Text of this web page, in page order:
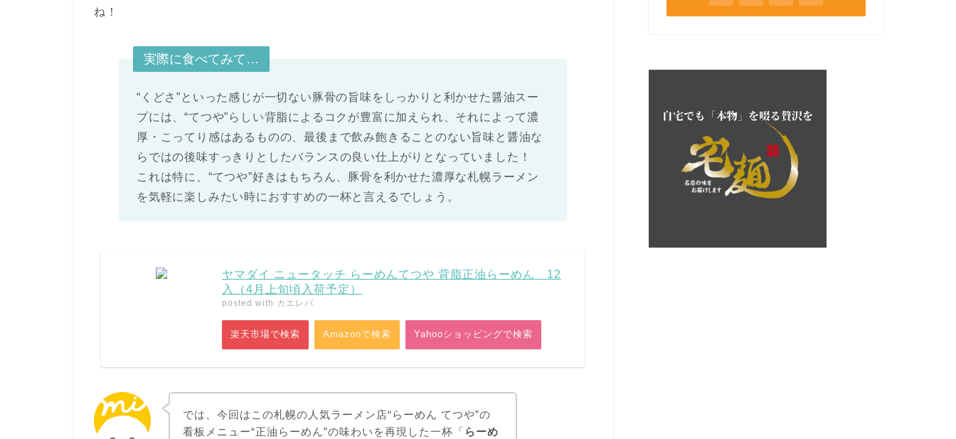
ね！
実際に食べてみて…
“くどさ”といった感じが一切ない豚骨の旨味をしっかりと利かせた醤油スー
プには、“てつや”らしい背脂によるコクが豊富に加えられ、それによって濃
厚・こってり感はあるものの、最後まで飲み飽きることのない旨味と醤油な
らではの後味すっきりとしたバランスの良い仕上がりとなっていました！
これは特に、“てつや”好きはもちろん、豚骨を利かせた濃厚な札幌ラーメン
を気軽に楽しみたい時におすすめの一杯と言えるでしょう。
ヤマダイ ニュータッチ らーめんてつや 背脂正油らーめん 12
入（4月上旬頃入荷予定）
posted with カエレバ
楽天市場で検索 Amazonで検索 Yahooショッピングで検索
では、今回はこの札幌の人気ラーメン店“らーめん てつや”の
看板メニュー“正油らーめん”の味わいを再現した一杯「 らーめ